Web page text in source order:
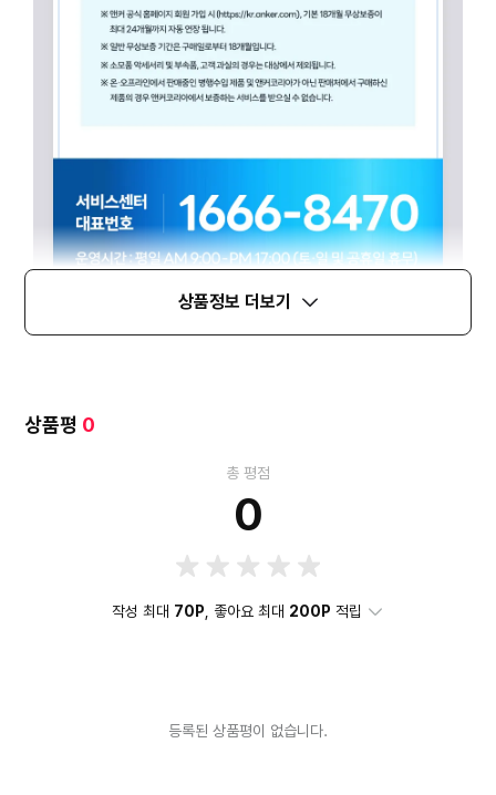
상품정보 더보기
상품평 0
총 평점
0
작성 최대 70P , 좋아요 최대 200P 적립
등록된 상품평이 없습니다.